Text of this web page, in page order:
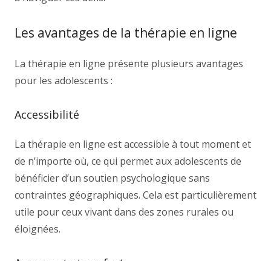
Les avantages de la thérapie en ligne
La thérapie en ligne présente plusieurs avantages
pour les adolescents :
Accessibilité
La thérapie en ligne est accessible à tout moment et
de n’importe où, ce qui permet aux adolescents de
bénéficier d’un soutien psychologique sans
contraintes géographiques. Cela est particulièrement
utile pour ceux vivant dans des zones rurales ou
éloignées.